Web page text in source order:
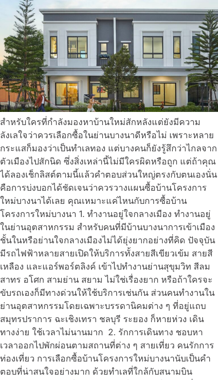
สำหรับใครที่กำลังมองหาบ้านใหม่สักหลังแต่ยังมีความ
ลังเลใจว่าควรเลือกซื้อในย่านบางนาดีหรือไม่ เพราะหลาย
กระแสก็มองว่าเป็นทำเลทอง แต่บางคนก็ยังรู้สึกว่าไกลจาก
ตัวเมืองไปสักนิด ซึ่งสิ่งเหล่านี้ไม่มีใครผิดหรือถูก แต่ถ้าคุณ
ได้ลองเช็กลิสต์ตามนี้แล้วคำตอบส่วนใหญ่ตรงกับตนเองนั่น
คือการบ่งบอกได้ชัดเจนว่าควรวางแผนซื้อบ้านโครงการ
ใหม่บางนาได้เลย คุณเหมาะแค่ไหนกับการซื้อบ้าน
โครงการใหม่บางนา 1. ทำงานอยู่ใจกลางเมือง ทำงานอยู่
ในย่านอุตสาหกรรม สำหรับคนที่มีบ้านบางนาการเข้าเมือง
ชั้นในหรือย่านใจกลางเมืองไม่ได้ยุ่งยากอย่างที่คิด ปัจจุบัน
มีรถไฟฟ้าหลายสายเปิดให้บริการทั้งสายสีเขียวเข้ม สายสี
เหลือง และแอร์พอร์ตลิงค์ เข้าไปทำงานย่านสุขุมวิท สีลม
สาทร อโศก สามย่าน สยาม ไม่ใช่เรื่องยาก หรือถ้าใครจะ
ขับรถเองก็มีทางด่วนให้ใช้บริการเช่นกัน ส่วนคนทำงานใน
ย่านอุตสาหกรรมโดยเฉพาะบรรดานิคมต่าง ๆ ที่อยู่แถบ
สมุทรปราการ ฉะเชิงเทรา ชลบุรี ระยอง ก็หายห่วง เดิน
ทางง่าย ใช้เวลาไม่นานมาก 2. รักการเดินทาง ชอบหา
เวลาออกไปพักผ่อนตามสถานที่ต่าง ๆ สายเที่ยว คนรักการ
ท่องเที่ยว การเลือกซื้อบ้านโครงการใหม่บางนานับเป็นคำ
ตอบที่น่าสนใจอย่างมาก ด้วยทำเลที่ใกล้กับสนามบิน